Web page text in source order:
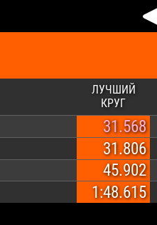
ЛУЧШИЙ
КРУГ
31.568
31.806
45.902
1:48.615